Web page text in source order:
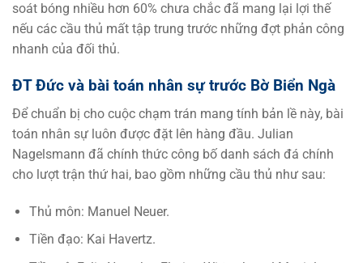
soát bóng nhiều hơn 60% chưa chắc đã mang lại lợi thế
nếu các cầu thủ mất tập trung trước những đợt phản công
nhanh của đối thủ.
ĐT Đức và bài toán nhân sự trước Bờ Biển Ngà
Để chuẩn bị cho cuộc chạm trán mang tính bản lề này, bài
toán nhân sự luôn được đặt lên hàng đầu. Julian
Nagelsmann đã chính thức công bố danh sách đá chính
cho lượt trận thứ hai, bao gồm những cầu thủ như sau:
Thủ môn: Manuel Neuer.
Tiền đạo: Kai Havertz.